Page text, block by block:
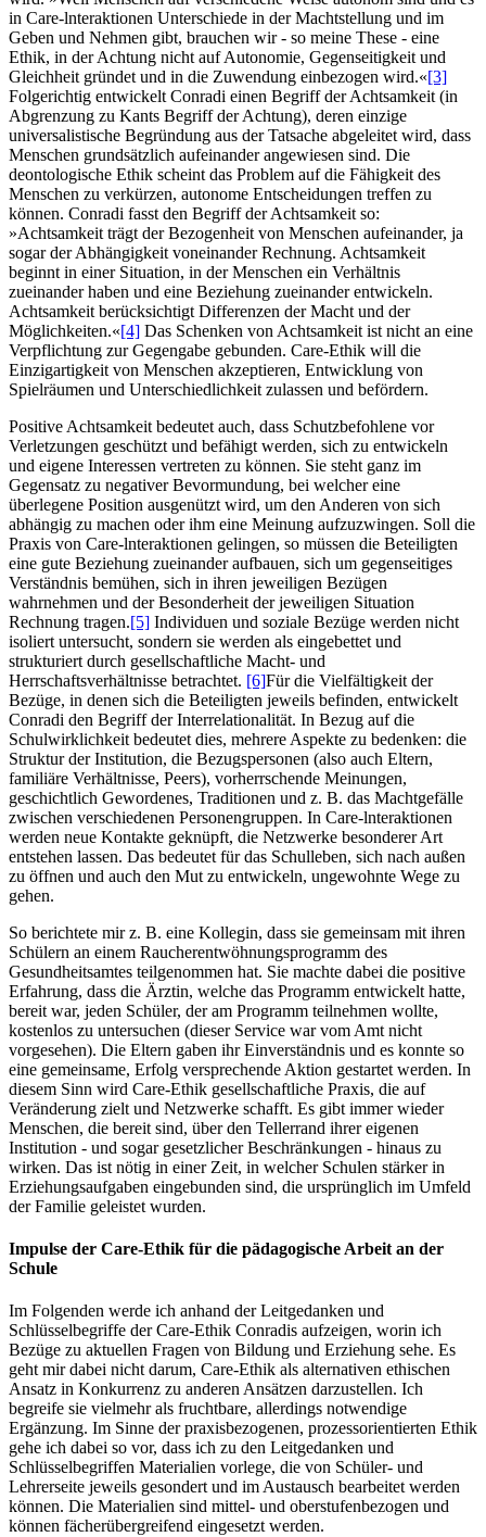
in Care-lnteraktionen Unterschiede in der Machtstellung und im
Geben und Nehmen gibt, brauchen wir - so meine These - eine
Ethik, in der Achtung nicht auf Autonomie, Gegenseitigkeit und
Gleichheit gründet und in die Zuwendung einbezogen wird.«[3]
Folgerichtig entwickelt Conradi einen Begriff der Achtsamkeit (in
Abgrenzung zu Kants Begriff der Achtung), deren einzige
universalistische Begründung aus der Tatsache abgeleitet wird, dass
Menschen grundsätzlich aufeinander angewiesen sind. Die
deontologische Ethik scheint das Problem auf die Fähigkeit des
Menschen zu verkürzen, autonome Entscheidungen treffen zu
können. Conradi fasst den Begriff der Achtsamkeit so:
»Achtsamkeit trägt der Bezogenheit von Menschen aufeinander, ja
sogar der Abhängigkeit voneinander Rechnung. Achtsamkeit
beginnt in einer Situation, in der Menschen ein Verhältnis
zueinander haben und eine Beziehung zueinander entwickeln.
Achtsamkeit berücksichtigt Differenzen der Macht und der
Möglichkeiten.«[4] Das Schenken von Achtsamkeit ist nicht an eine
Verpflichtung zur Gegengabe gebunden. Care-Ethik will die
Einzigartigkeit von Menschen akzeptieren, Entwicklung von
Spielräumen und Unterschiedlichkeit zulassen und befördern.
Positive Achtsamkeit bedeutet auch, dass Schutzbefohlene vor
Verletzungen geschützt und befähigt werden, sich zu entwickeln
und eigene Interessen vertreten zu können. Sie steht ganz im
Gegensatz zu negativer Bevormundung, bei welcher eine
überlegene Position ausgenützt wird, um den Anderen von sich
abhängig zu machen oder ihm eine Meinung aufzuzwingen. Soll die
Praxis von Care-lnteraktionen gelingen, so müssen die Beteiligten
eine gute Beziehung zueinander aufbauen, sich um gegenseitiges
Verständnis bemühen, sich in ihren jeweiligen Bezügen
wahrnehmen und der Besonderheit der jeweiligen Situation
Rechnung tragen.[5] Individuen und soziale Bezüge werden nicht
isoliert untersucht, sondern sie werden als eingebettet und
strukturiert durch gesellschaftliche Macht- und
Herrschaftsverhältnisse betrachtet. [6]Für die Vielfältigkeit der
Bezüge, in denen sich die Beteiligten jeweils befinden, entwickelt
Conradi den Begriff der Interrelationalität. In Bezug auf die
Schulwirklichkeit bedeutet dies, mehrere Aspekte zu bedenken: die
Struktur der Institution, die Bezugspersonen (also auch Eltern,
familiäre Verhältnisse, Peers), vorherrschende Meinungen,
geschichtlich Gewordenes, Traditionen und z. B. das Machtgefälle
zwischen verschiedenen Personengruppen. In Care-lnteraktionen
werden neue Kontakte geknüpft, die Netzwerke besonderer Art
entstehen lassen. Das bedeutet für das Schulleben, sich nach außen
zu öffnen und auch den Mut zu entwickeln, ungewohnte Wege zu
gehen.
So berichtete mir z. B. eine Kollegin, dass sie gemeinsam mit ihren
Schülern an einem Raucherentwöhnungsprogramm des
Gesundheitsamtes teilgenommen hat. Sie machte dabei die positive
Erfahrung, dass die Ärztin, welche das Programm entwickelt hatte,
bereit war, jeden Schüler, der am Programm teilnehmen wollte,
kostenlos zu untersuchen (dieser Service war vom Amt nicht
vorgesehen). Die Eltern gaben ihr Einverständnis und es konnte so
eine gemeinsame, Erfolg versprechende Aktion gestartet werden. In
diesem Sinn wird Care-Ethik gesellschaftliche Praxis, die auf
Veränderung zielt und Netzwerke schafft. Es gibt immer wieder
Menschen, die bereit sind, über den Tellerrand ihrer eigenen
Institution - und sogar gesetzlicher Beschränkungen - hinaus zu
wirken. Das ist nötig in einer Zeit, in welcher Schulen stärker in
Erziehungsaufgaben eingebunden sind, die ursprünglich im Umfeld
der Familie geleistet wurden.
Impulse der Care-Ethik für die pädagogische Arbeit an der
Schule
Im Folgenden werde ich anhand der Leitgedanken und
Schlüsselbegriffe der Care-Ethik Conradis aufzeigen, worin ich
Bezüge zu aktuellen Fragen von Bildung und Erziehung sehe. Es
geht mir dabei nicht darum, Care-Ethik als alternativen ethischen
Ansatz in Konkurrenz zu anderen Ansätzen darzustellen. Ich
begreife sie vielmehr als fruchtbare, allerdings notwendige
Ergänzung. Im Sinne der praxisbezogenen, prozessorientierten Ethik
gehe ich dabei so vor, dass ich zu den Leitgedanken und
Schlüsselbegriffen Materialien vorlege, die von Schüler- und
Lehrerseite jeweils gesondert und im Austausch bearbeitet werden
können. Die Materialien sind mittel- und oberstufenbezogen und
können fächerübergreifend eingesetzt werden.